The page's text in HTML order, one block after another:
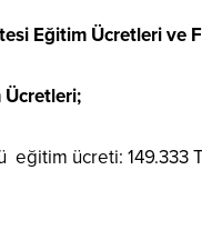
Eğitim Ücretleri ve
Ücretleri;
eğitim ücreti: 149.333